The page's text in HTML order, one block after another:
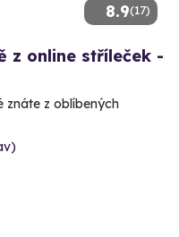
8.9(17)
z online stříleček -
znáte z oblíbených